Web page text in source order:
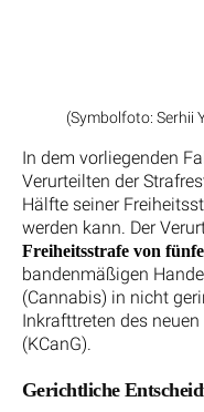
(Symbolfoto: Serhii
In dem vorliegenden
Verurteilten der
Hälfte seiner
werden kann. Der
Freiheitsstrafe von
bandenmäßigen
(Cannabis) in nicht
Inkrafttreten des
(KCanG).
Gerichtliche